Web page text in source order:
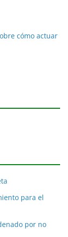
cómo actuar
para el
por no